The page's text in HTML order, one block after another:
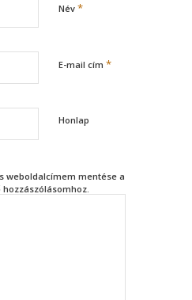
Név *
E-mail cím *
Honlap
weboldalcímem mentése a